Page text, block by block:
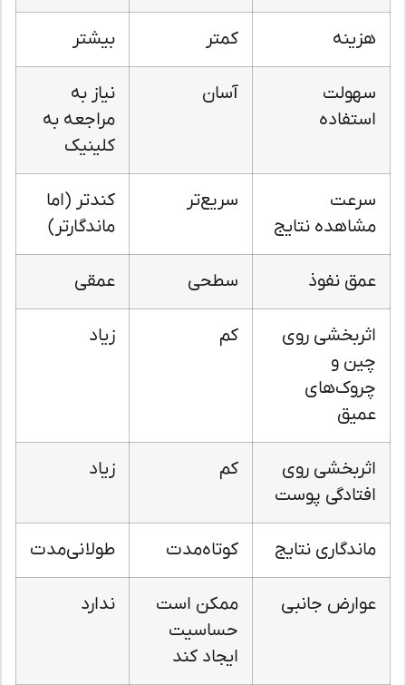
هزینه کمتر بیشتر
سهولت
استفاده
آسان
نیاز به
مراجعه به
کلینیک
سرعت
مشاهده نتایج
سریع‌تر
کندتر (اما
ماندگارتر)
عمق نفوذ سطحی عمقی
اثربخشی روی
چین و
چروک‌های
عمیق
اثربخشی روی
افتادگی پوست
ماندگاری نتایج کوتاه‌مدت طولانی‌مدت
عوارض جانبی
ممکن است
حساسیت
ایجاد کند
ندارد